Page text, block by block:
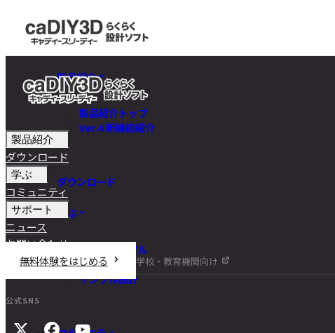
製品紹介
製品紹介トップ
Ver.4 新機能紹介
ダウンロード
学ぶ
チュートリアル
DIY講座
サンプル設計
製品紹介
ダウンロード
学ぶ
コミュニティ
サポート
ニュース
お問い合わせ
無料体験をはじめる
学校・教育機関向け
公式SNS